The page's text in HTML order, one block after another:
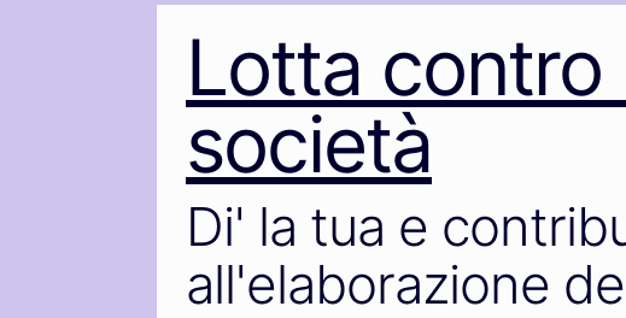
Lotta contro
società
Di' la tua e
all'elaborazione